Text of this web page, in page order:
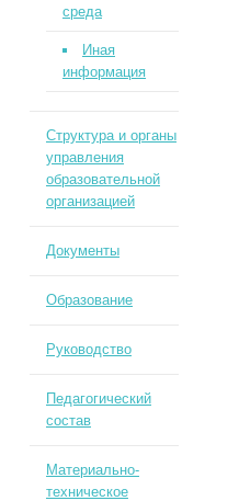
среда
Иная
информация
Структура и органы
управления
образовательной
организацией
Документы
Образование
Руководство
Педагогический
состав
Материально-
техническое